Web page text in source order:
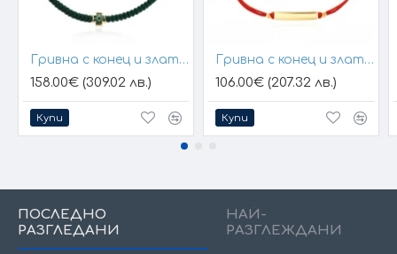
Гривна с конец и златен елемент кръст
158.00€ (309.02 лв.)
Купи
Гривна с конец и златна плочка за гравиране
106.00€ (207.32 лв.)
Купи
ПОСЛЕДНО
РАЗГЛЕДАНИ
НАЙ-
РАЗГЛЕЖДАНИ